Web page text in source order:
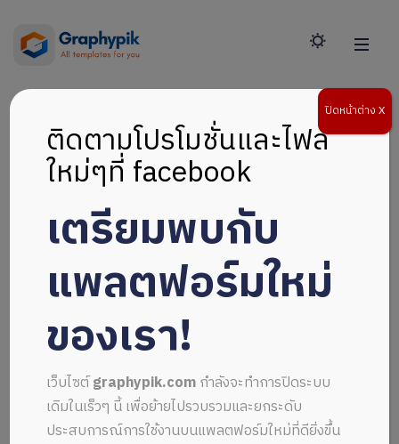
ติดตามโปรโมชั่นและไฟล์
ใหม่ๆที่ facebook
เตรียมพบกับ
แพลตฟอร์มใหม่
ของเรา!
เว็บไซต์graphypik.comกำลังจะทำการปิดระบบ
เดิมในเร็วๆ นี้ เพื่อย้ายไปรวบรวมและยกระดับ
ประสบการณ์การใช้งานบนแพลตฟอร์มใหม่ที่ดียิ่งขึ้น
ปิดหน้าต่าง X